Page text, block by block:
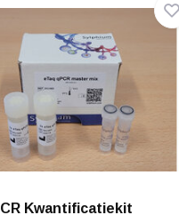
Kwantificatiekit